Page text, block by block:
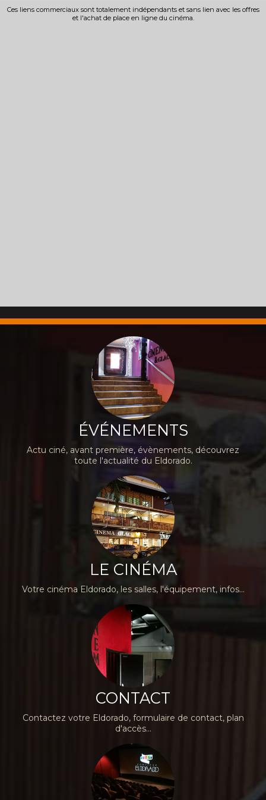
Ces liens commerciaux sont totalement indépendants et sans lien avec les offres
et l'achat de place en ligne du cinéma.
ÉVÉNEMENTS
Actu ciné, avant première, évènements, découvrez
toute l'actualité du Eldorado.
LE CINÉMA
Votre cinéma Eldorado, les salles, l'équipement, infos...
CONTACT
Contactez votre Eldorado, formulaire de contact, plan
d'accès...